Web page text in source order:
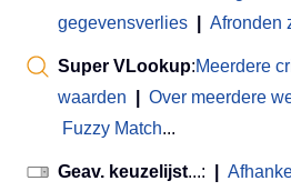
gegevensverlies
Afronden
Super VLookup:Meerdere
waarden
Over meerdere
Fuzzy Match...
Geav. keuzelijst...: